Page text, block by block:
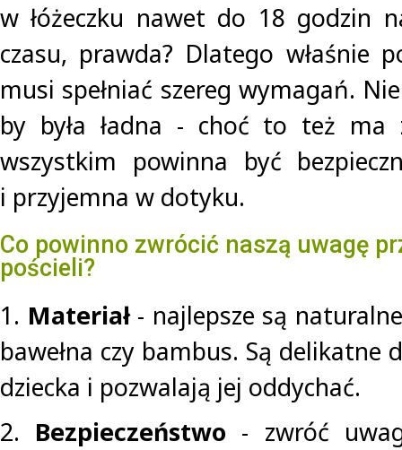
w łóżeczku nawet do 18 godzin
czasu, prawda? Dlatego właśnie
musi spełniać szereg wymagań.
by była ładna - choć to też ma
wszystkim powinna być
i przyjemna w dotyku.
Co powinno zwrócić naszą uwagę
pościeli?
1. Materiał- najlepsze są
bawełna czy bambus. Są delikatne
dziecka i pozwalają jej oddychać.
2. Bezpieczeństwo - zwróć